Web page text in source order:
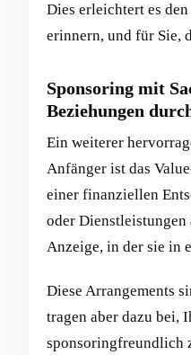
Dies erleichtert es
erinnern, und für Sie,
Sponsoring mit
Beziehungen
Ein weiterer
Anfänger ist das
einer finanziellen
oder
Anzeige, in der sie in
Diese Arrangements
tragen aber dazu bei,
sponsoringfreundlich